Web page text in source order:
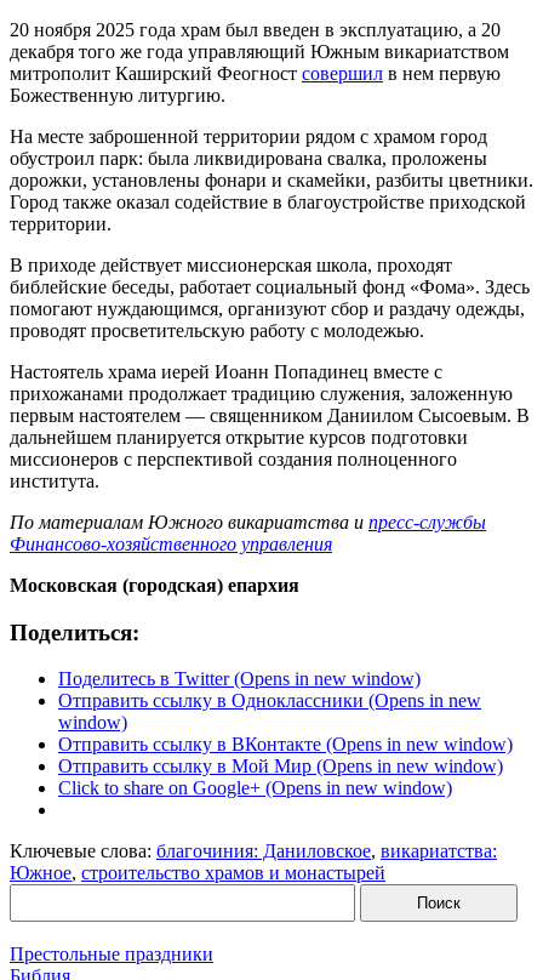
20 ноября 2025 года храм был введен в эксплуатацию, а 20
декабря того же года управляющий Южным викариатством
митрополит Каширский Феогност совершил в нем первую
Божественную литургию.
На месте заброшенной территории рядом с храмом город
обустроил парк: была ликвидирована свалка, проложены
дорожки, установлены фонари и скамейки, разбиты цветники.
Город также оказал содействие в благоустройстве приходской
территории.
В приходе действует миссионерская школа, проходят
библейские беседы, работает социальный фонд «Фома». Здесь
помогают нуждающимся, организуют сбор и раздачу одежды,
проводят просветительскую работу с молодежью.
Настоятель храма иерей Иоанн Попадинец вместе с
прихожанами продолжает традицию служения, заложенную
первым настоятелем — священником Даниилом Сысоевым. В
дальнейшем планируется открытие курсов подготовки
миссионеров с перспективой создания полноценного
института.
По материалам Южного викариатства и пресс-службы
Финансово-хозяйственного управления
Московская (городская) епархия
Поделиться:
Поделитесь в Twitter (Opens in new window)
Отправить ссылку в Одноклассники (Opens in new
window)
Отправить ссылку в ВКонтакте (Opens in new window)
Отправить ссылку в Мой Мир (Opens in new window)
Click to share on Google+ (Opens in new window)
Ключевые слова: благочиния: Даниловское, викариатства:
Южное, строительство храмов и монастырей
Престольные праздники